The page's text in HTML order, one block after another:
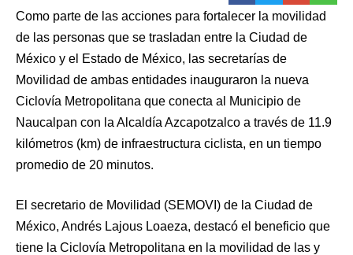
Como parte de las acciones para fortalecer la movilidad
de las personas que se trasladan entre la Ciudad de
México y el Estado de México, las secretarías de
Movilidad de ambas entidades inauguraron la nueva
Ciclovía Metropolitana que conecta al Municipio de
Naucalpan con la Alcaldía Azcapotzalco a través de 11.9
kilómetros (km) de infraestructura ciclista, en un tiempo
promedio de 20 minutos.
El secretario de Movilidad (SEMOVI) de la Ciudad de
México, Andrés Lajous Loaeza, destacó el beneficio que
tiene la Ciclovía Metropolitana en la movilidad de las y